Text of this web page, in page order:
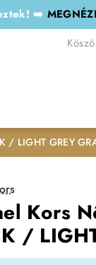
➡️
/ LIGHT GREY
Kors
/